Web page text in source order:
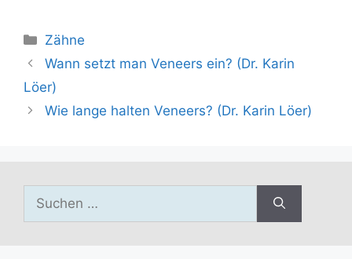
Kategorien
Zähne
Wann setzt man Veneers ein? (Dr. Karin
Löer)
Wie lange halten Veneers? (Dr. Karin Löer)
nach: